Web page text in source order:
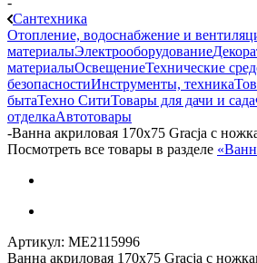
Сантехника
Отопление, водоснабжение и
материалыЭлектрооборудование
материалыОсвещениеТехнические
безопасностиИнструменты, техника
бытаТехно СитиТовары для дачи и сада
отделкаАвтотовары
-Ванна акриловая 170х75 Gracja с
Посмотреть все товары в разделе
Артикул: МЕ2115996
Ванна акриловая 170х75 Gracja с